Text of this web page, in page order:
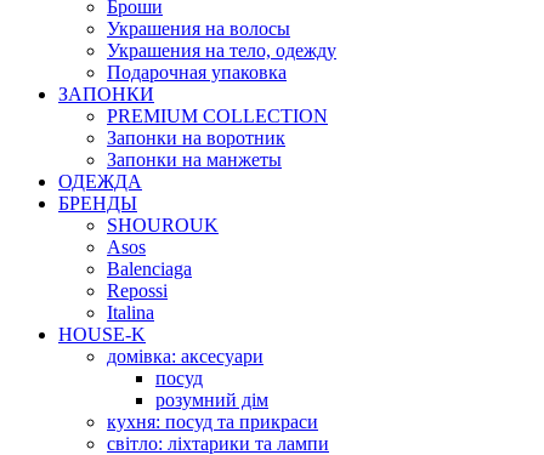
Броши
Украшения на волосы
Украшения на тело, одежду
Подарочная упаковка
ЗАПОНКИ
PREMIUM COLLECTION
Запонки на воротник
Запонки на манжеты
ОДЕЖДА
БРЕНДЫ
SHOUROUK
Asos
Balenciaga
Repossi
Italina
HOUSE-K
домівка: аксесуари
посуд
розумний дім
кухня: посуд та прикраси
світло: ліхтарики та лампи